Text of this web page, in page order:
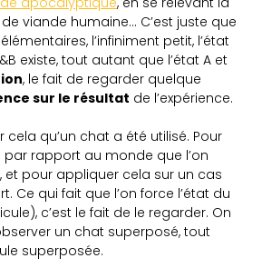
viande humaine… C’est juste que
l’infiniment petit, l’état
existe, tout autant que l’état A et
, le fait de regarder quelque
sur le résultat de l’expérience.
cela qu’un chat a été utilisé. Pour
par rapport au monde que l’on
et pour appliquer cela sur un cas
Ce qui fait que l’on force l’état du
c’est le fait de le regarder. On
un chat superposé, tout
superposée.